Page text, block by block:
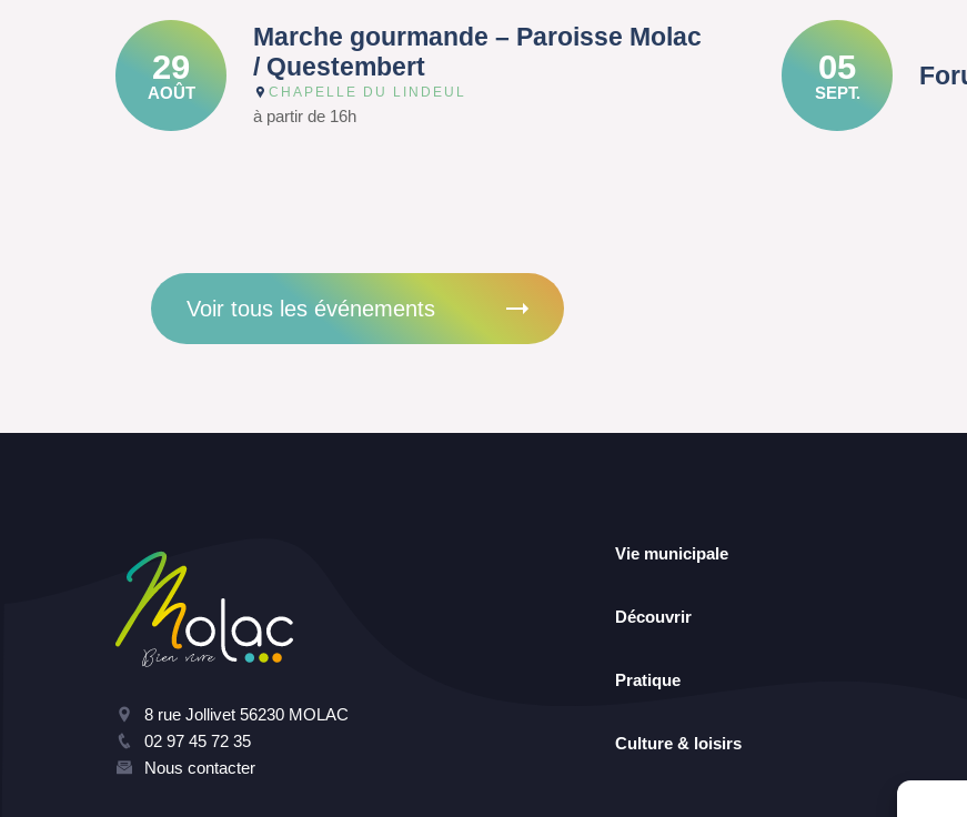
29
AOÛT
Marche gourmande – Paroisse Molac
/ Questembert
CHAPELLE DU LINDEUL
à partir de 16h
05
SEPT.
Voir tous les événements
8 rue Jollivet 56230 MOLAC
02 97 45 72 35
Nous contacter
Vie municipale
Découvrir
Pratique
Culture & loisirs